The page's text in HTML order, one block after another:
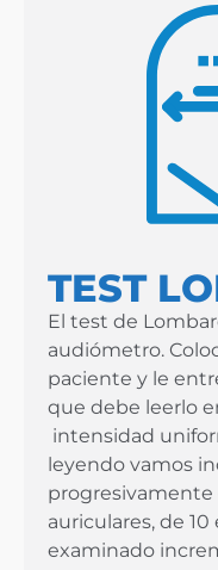
TEST
El test de
audiómetro.
paciente y le
que debe leerlo
intensidad
leyendo vamos
progresivamente
auriculares, de
examinado